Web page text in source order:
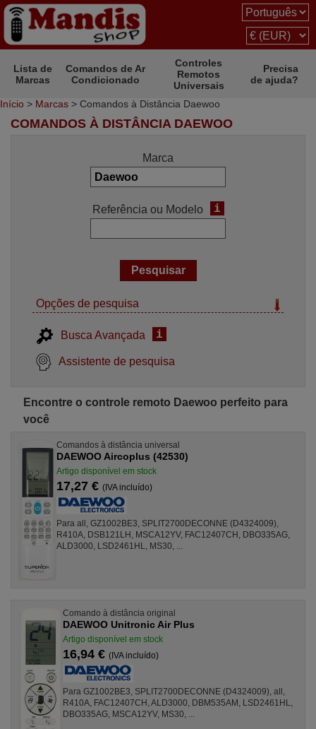
Lista de
Marcas
Comandos de Ar
Condicionado
Controles
Remotos
Universais
Precisa
de ajuda?
Início > Marcas > Comandos à Distância Daewoo
COMANDOS À DISTÂNCIA DAEWOO
Marca
Referência ou Modelo i
Opções de pesquisa
Busca Avançada i
Assistente de pesquisa
Encontre o controle remoto Daewoo perfeito para
você
Comandos à distância universal
DAEWOO Aircoplus (42530)
Artigo disponível em stock
17,27 € (IVA incluído)
Para all, GZ1002BE3, SPLIT2700DECONNE (D4324009),
R410A, DSB121LH, MSCA12YV, FAC12407CH, DBO335AG,
ALD3000, LSD2461HL, MS30, ...
Comando à distância original
DAEWOO Unitronic Air Plus
Artigo disponível em stock
16,94 € (IVA incluído)
Para GZ1002BE3, SPLIT2700DECONNE (D4324009), all,
R410A, FAC12407CH, ALD3000, DBM535AM, LSD2461HL,
DBO335AG, MSCA12YV, MS30, ...